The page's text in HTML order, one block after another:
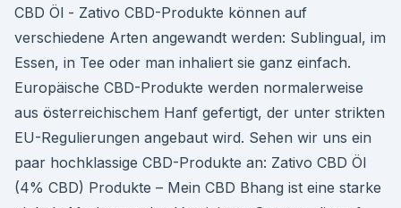
CBD Öl - Zativo CBD-Produkte können auf
verschiedene Arten angewandt werden: Sublingual, im
Essen, in Tee oder man inhaliert sie ganz einfach.
Europäische CBD-Produkte werden normalerweise
aus österreichischem Hanf gefertigt, der unter strikten
EU-Regulierungen angebaut wird. Sehen wir uns ein
paar hochklassige CBD-Produkte an: Zativo CBD Öl
(4% CBD) Produkte – Mein CBD Bhang ist eine starke